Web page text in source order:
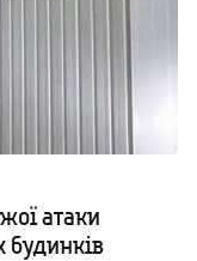
атаки
будинків